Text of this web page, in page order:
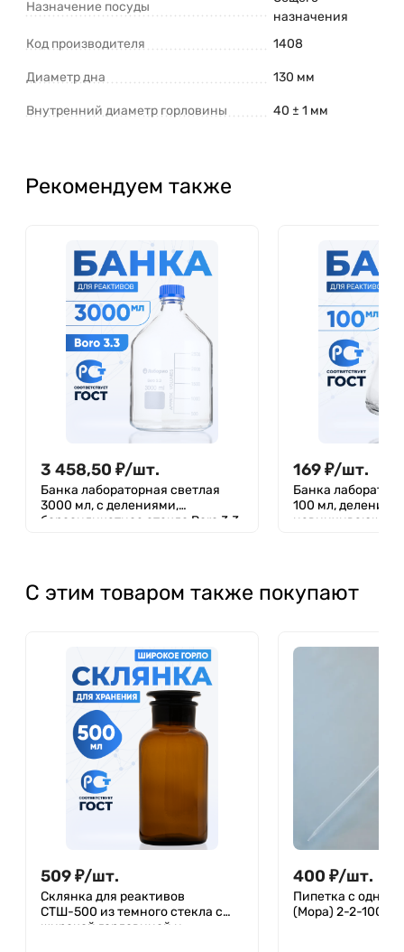
Назначение посуды
назначения
Код производителя
1408
Диаметр дна 130 мм
Внутренний диаметр горловины 40 ± 1 мм
Рекомендуем также
3 458,50 ₽/шт.
Банка лабораторная светлая
3000 мл, с делениями,
боросиликатное стекло Boro 3.3,
169₽/шт.
Банка
100 мл,
С этим товаром также покупают
509₽/шт.
Склянка для реактивов
СТШ-500 из темного стекла с
широкой горловиной и
400 ₽/шт.
Пипетка с одной
(Мора) 2-2-100